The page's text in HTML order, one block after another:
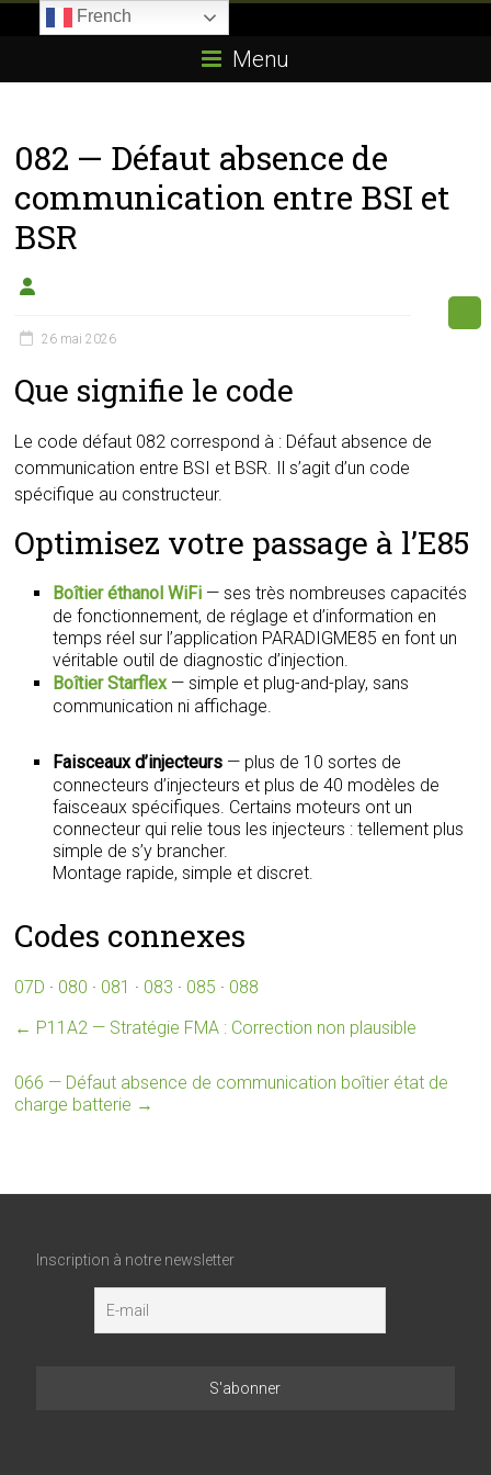
E85.com
passion
boîtier
éthanol
Menu
082 — Défaut absence de
communication entre BSI et
BSR
26 mai 2026
Que signifie le code
Le code défaut 082 correspond à : Défaut absence de
communication entre BSI et BSR. Il s’agit d’un code
spécifique au constructeur.
Optimisez votre passage à l’E85
Boîtier éthanol WiFi — ses très nombreuses capacités
de fonctionnement, de réglage et d’information en
temps réel sur l’application PARADIGME85 en font un
véritable outil de diagnostic d’injection.
Boîtier Starflex— simple et plug-and-play, sans
communication ni affichage.
Faisceaux d’injecteurs — plus de 10 sortes de
connecteurs d’injecteurs et plus de 40 modèles de
faisceaux spécifiques. Certains moteurs ont un
connecteur qui relie tous les injecteurs : tellement plus
simple de s’y brancher.
Montage rapide, simple et discret.
Codes connexes
07D · 080 · 081 · 083 · 085 · 088
← P11A2 — Stratégie FMA : Correction non plausible
066 — Défaut absence de communication boîtier état de
charge batterie →
Inscription à notre newsletter
French